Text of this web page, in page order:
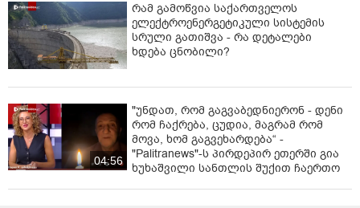
რამ გამოწვია საქართველოს
ელექტროენერგეტიკული სისტემის
სრული გათიშვა - რა დეტალები
ხდება ცნობილი?
04:56
"უნდათ, რომ გაგვაბედნიერონ - დენი
რომ ჩაქრება, ცუდია, მაგრამ რომ
მოვა, ხომ გაგვეხარდება“ -
"Palitranews"-ს პირდეპირ ეთერში გია
ხუხაშვილი სანთლის შუქით ჩაერთო